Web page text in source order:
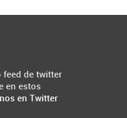
feed de twitter
en estos
en Twitter